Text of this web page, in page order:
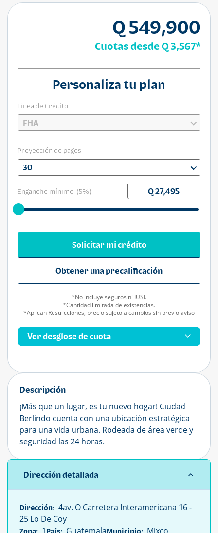
Descripción
¡Más que un lugar, es tu nuevo hogar! Ciudad
Berlindo cuenta con una ubicación estratégica
para una vida urbana. Rodeada de área verde y
seguridad las 24 horas.
Dirección detallada
Dirección: 4av. O Carretera Interamericana 16 -
25 Lo De Coy
Zona: 1 País: GuatemalaMunicipio: Mixco
Q 549,900
Cuotas desdeQ 3,567*
Personaliza tu plan
Línea de Crédito
FHA
Proyección de pagos
30
Enganche mínimo: (5%)
Ver desglose de cuota
Solicitar mi crédito
Obtener una precalificación
*No incluye seguros ni IUSI.
*Cantidad limitada de existencias.
*Aplican Restricciones, precio sujeto a cambios sin previo aviso